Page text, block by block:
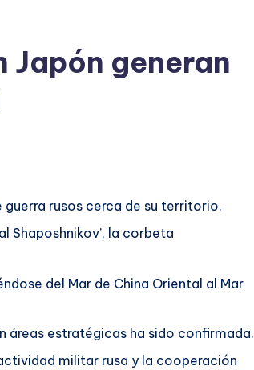
Japón generan
rusos cerca de su territorio.
Shaposhnikov’, la corbeta
del Mar de China Oriental al Mar
áreas estratégicas ha sido confirmada.
militar rusa y la cooperación